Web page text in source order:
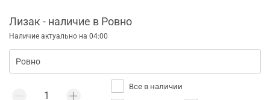
Лизак - наличие в Ровно
Наличие актуально на 04:00
Все в наличии